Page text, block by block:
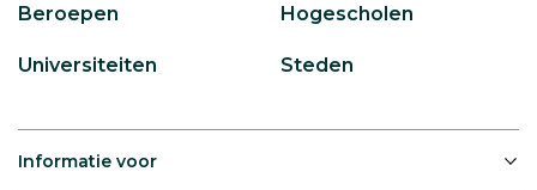
Beroepen Hogescholen
Universiteiten Steden
Informatie voor